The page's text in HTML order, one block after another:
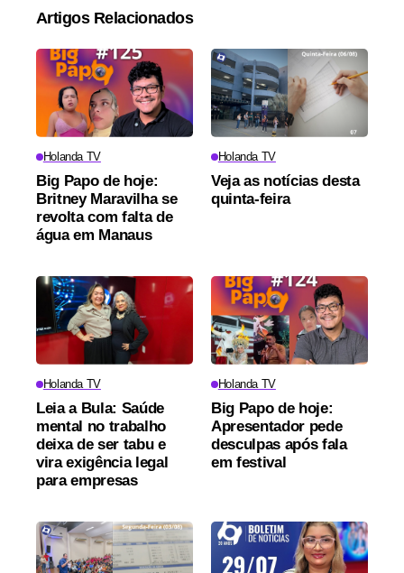
Artigos Relacionados
Holanda TV
Big Papo de hoje:
Britney Maravilha se
revolta com falta de
água em Manaus
Holanda TV
Veja as notícias desta
quinta-feira
Holanda TV
Leia a Bula: Saúde
mental no trabalho
deixa de ser tabu e
vira exigência legal
para empresas
Holanda TV
Big Papo de hoje:
Apresentador pede
desculpas após fala
em festival